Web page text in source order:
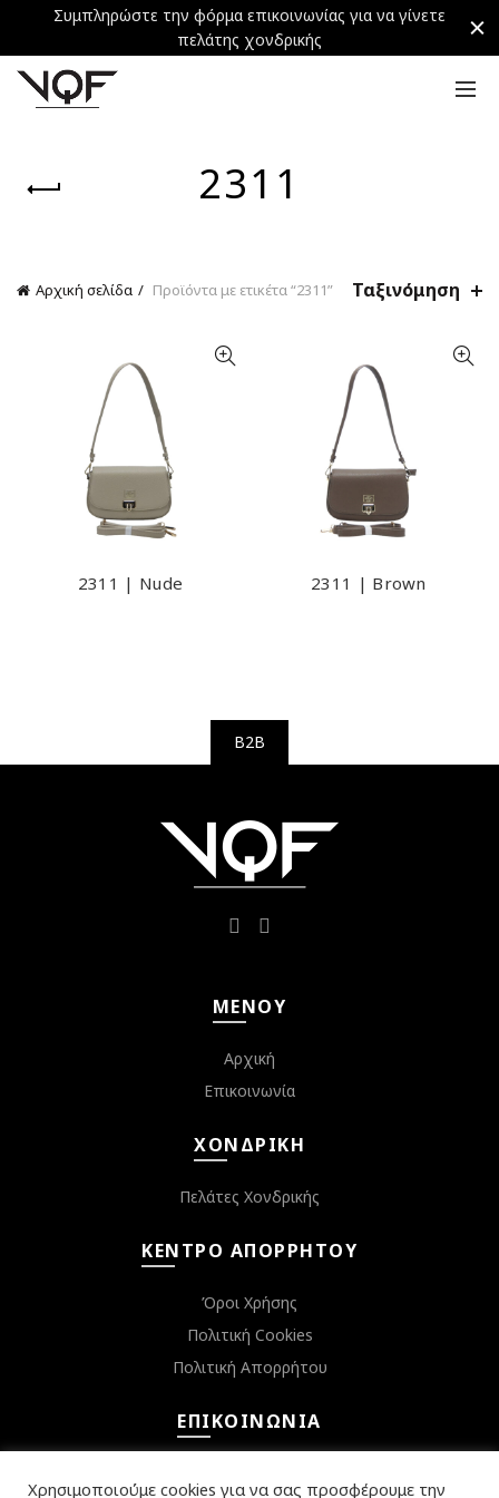
2311
Αρχική σελίδα Προϊόντα με ετικέτα “2311” Ταξινόμηση
2311 | Nude 2311 | Brown
B2B
ΜΕΝΟΎ
Αρχική
Επικοινωνία
ΧΟΝΔΡΙΚΉ
Πελάτες Χονδρικής
ΚΈΝΤΡΟ ΑΠΟΡΡΉΤΟΥ
Όροι Χρήσης
Πολιτική Cookies
Πολιτική Απορρήτου
ΕΠΙΚΟΙΝΩΝΊΑ
Κεφαλληνίας 6, Αργυρούπολη 16452
Χρησιμοποιούμε cookies για να σας προσφέρουμε την
Συμπληρώστε την φόρμα επικοινωνίας για να γίνετε
πελάτης χονδρικής